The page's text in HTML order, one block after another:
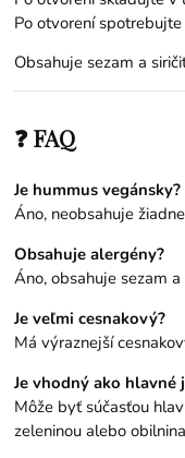
Po otvorení
Obsahuje sezam a
❓ FAQ
Je hummus vegánsky?
Áno, neobsahuje
Obsahuje alergény?
Áno, obsahuje sezam a
Je veľmi cesnakový?
Má výraznejší
Je vhodný ako hlavné
Môže byť súčasťou
zeleninou alebo